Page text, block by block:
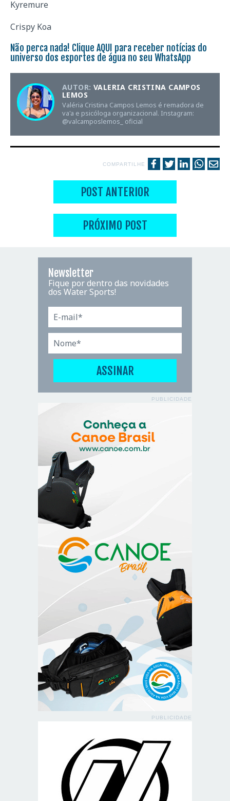
Kyremure
Crispy Koa
Não perca nada! Clique AQUI para receber notícias do
universo dos esportes de água no seu WhatsApp
AUTOR: VALERIA CRISTINA CAMPOS
LEMOS
Valéria Cristina Campos Lemos é remadora de
va'a e psicóloga organizacional. Instagram:
@valcamposlemos_ oficial
COMPARTILHE
POST ANTERIOR
PRÓXIMO POST
Newsletter
Fique por dentro das novidades
dos Water Sports!
PUBLICIDADE
PUBLICIDADE